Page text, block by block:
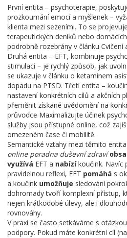
První entita – psychoterapie,
prozkoumání emocí a myšlenek –
klienta mezi sezeními. To se
terapeutických deníků nebo
podrobně rozebrány v článku Cvičení
Druhá entita – EFT, kombinuje
stimulací– je rychlý způsob, jak
se ukazuje v článku o ketaminem
dopadu na PTSD. Třetí entita –
nastavení konkrétních cílů a akčních
přeměnit získané uvědomění na
průvodce Maximalizujte účinek
služby jsou přístupné online, což
omezeném čase či mobilitě.
Semantické vztahy mezi těmito
online poradna duševní zdraví
využívá EFT a nabízíkoučink. Navíc
pravidelnou reflexi, EFT pomáhá s
a koučink umožňuje sledování
dohromady tvoří komplexní přístup,
nejen krátkodobé úlevy, ale i
rovnováhy.
V praxi se často setkáváme s
podpory. Pokud máte konkrétní cíl